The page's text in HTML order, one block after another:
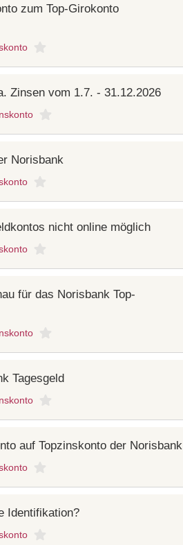
zum Top-Girokonto
Zinsen vom 1.7. - 31.12.2026
Norisbank
nicht online möglich
für das Norisbank Top-
Tagesgeld
auf Topzinskonto der Norisbank
Identifikation?